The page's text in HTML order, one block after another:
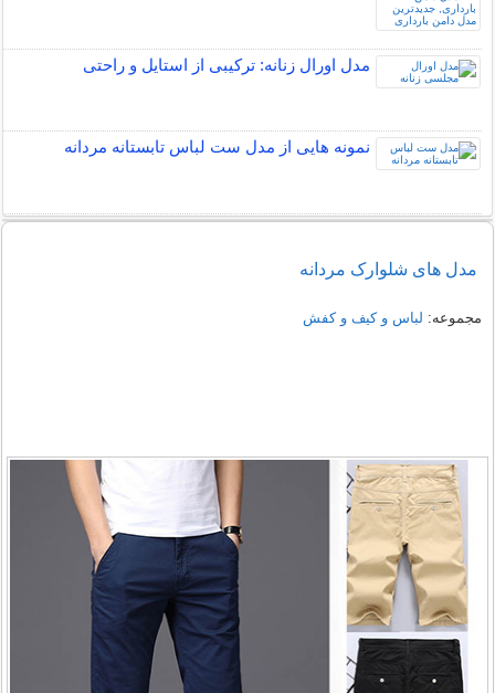
مدل اورال زنانه: ترکیبی از استایل و راحتی
نمونه هایی از مدل ست لباس تابستانه مردانه
نمونه هایی از مدل یقه شومیز
مدل های شلوارک مردانه
مجموعه: لباس و کیف و کفش